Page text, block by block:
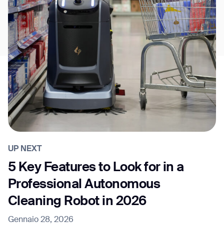
UP NEXT
5 Key Features to Look for in a
Professional Autonomous
Cleaning Robot in 2026
Gennaio 28, 2026